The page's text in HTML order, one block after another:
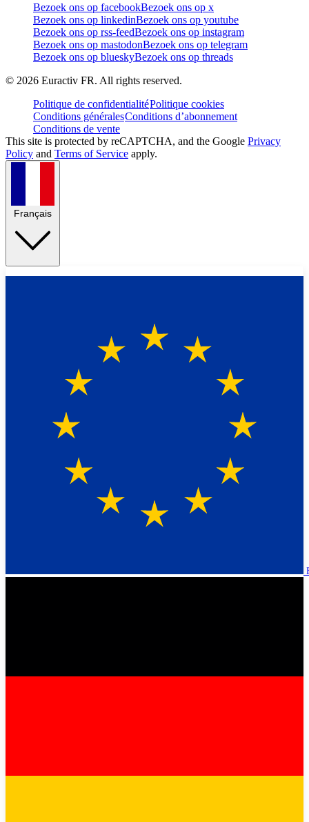
Bezoek ons op facebookBezoek ons op x
Bezoek ons op linkedinBezoek ons op youtube
Bezoek ons op rss-feedBezoek ons op instagram
Bezoek ons op mastodonBezoek ons op telegram
Bezoek ons op blueskyBezoek ons op threads
© 2026 Euractiv FR. All rights reserved.
Politique de confidentialitéPolitique cookies
Conditions généralesConditions d’abonnement
Conditions de vente
This site is protected by reCAPTCHA, and the Google Privacy
Policy and Terms of Service apply.
Français